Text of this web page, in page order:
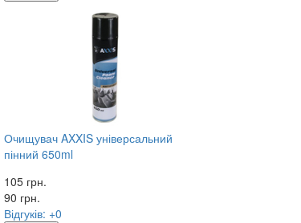
Очищувач AXXIS універсальний
пінний 650ml
105 грн.
90 грн.
Відгуків: +0